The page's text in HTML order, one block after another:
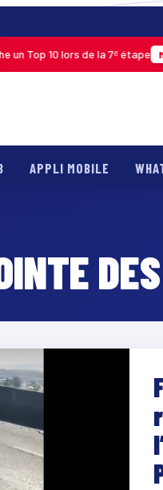
Top 10 lors de la 7ᵉ étape
APPLI MOBILE